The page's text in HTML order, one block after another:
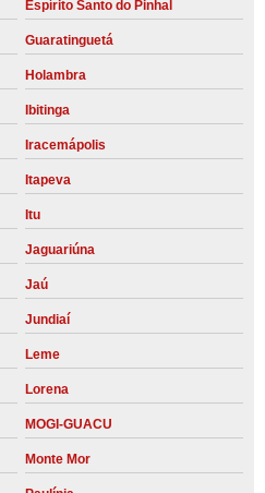
Espírito Santo do Pinhal
Guaratinguetá
Holambra
Ibitinga
Iracemápolis
Itapeva
Itu
Jaguariúna
Jaú
Jundiaí
Leme
Lorena
MOGI-GUACU
Monte Mor